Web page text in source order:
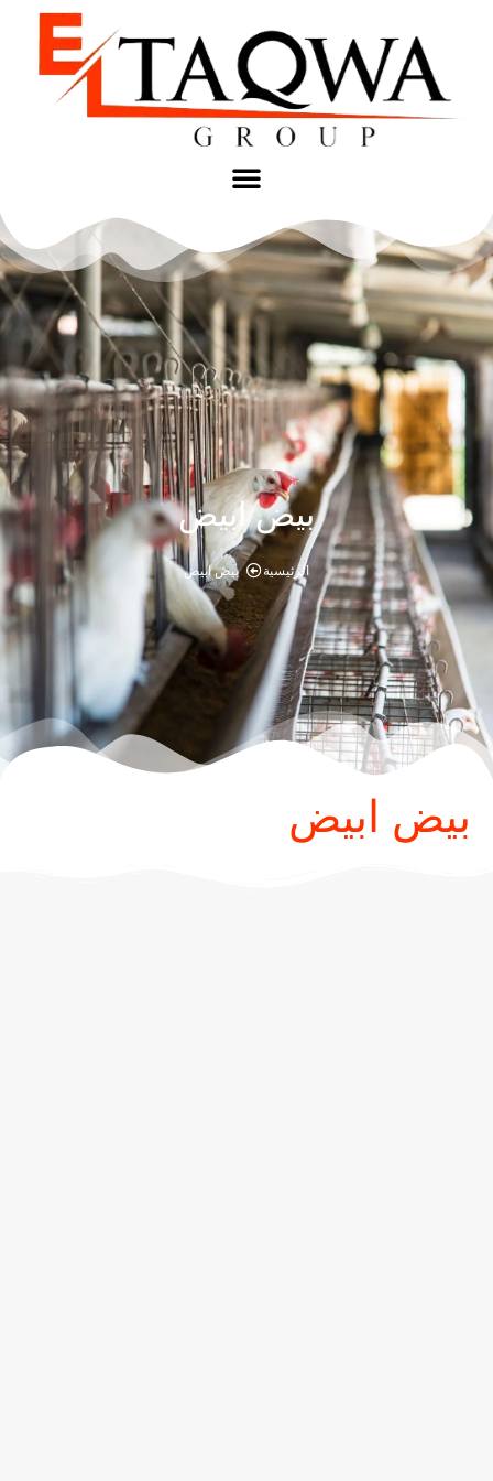
بيض ابيض
الرئيسية بيض ابيض
بيض ابيض